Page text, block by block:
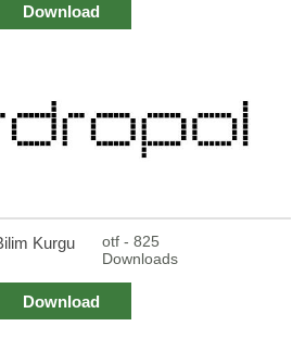
Download
Kurgu
otf - 825
Downloads
Download